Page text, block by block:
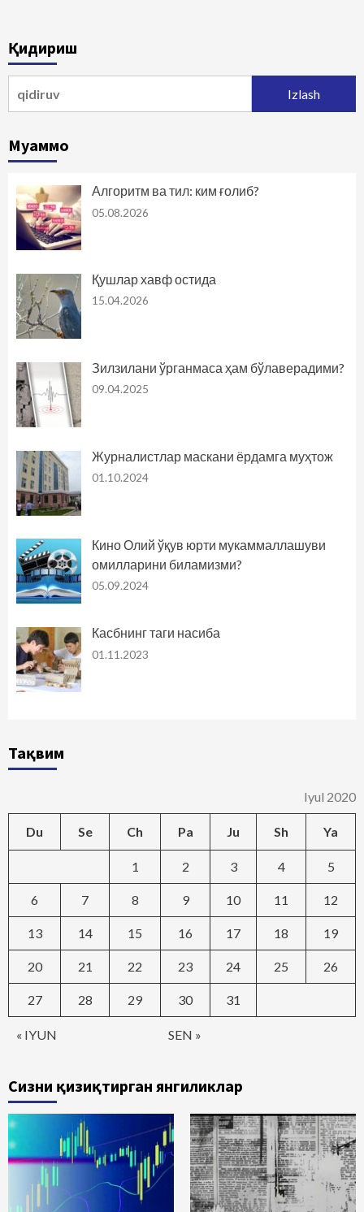
Қидириш
Муаммо
Алгоритм ва тил: ким ғолиб?
05.08.2026
Қушлар хавф остида
15.04.2026
Зилзилани ўрганмаса ҳам бўлаверадими?
09.04.2025
Журналистлар маскани ёрдамга муҳтож
01.10.2024
Кино Олий ўқув юрти мукаммаллашуви
омилларини биламизми?
05.09.2024
Касбнинг таги насиба
01.11.2023
Тақвим
Iyul 2020
Du Se Ch Pa Ju Sh Ya
« IYUN SEN »
1 2 3 4 5
6 7 8 9 10 11 12
13 14 15 16 17 18 19
20 21 22 23 24 25 26
27 28 29 30 31
Сизни қизиқтирган янгиликлар